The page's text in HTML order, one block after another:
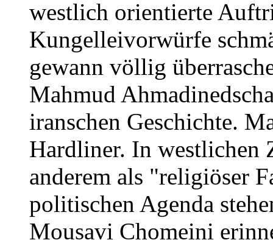
westlich orientierte
Kungelleivorwürfe
gewann völlig
Mahmud
iranschen Geschichte.
Hardliner. In westlichen
anderem als "religiöser
politischen Agenda
Mousavi Chomeini